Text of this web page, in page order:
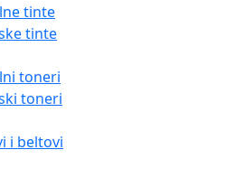
tinte
tinte
toneri
toneri
i beltovi